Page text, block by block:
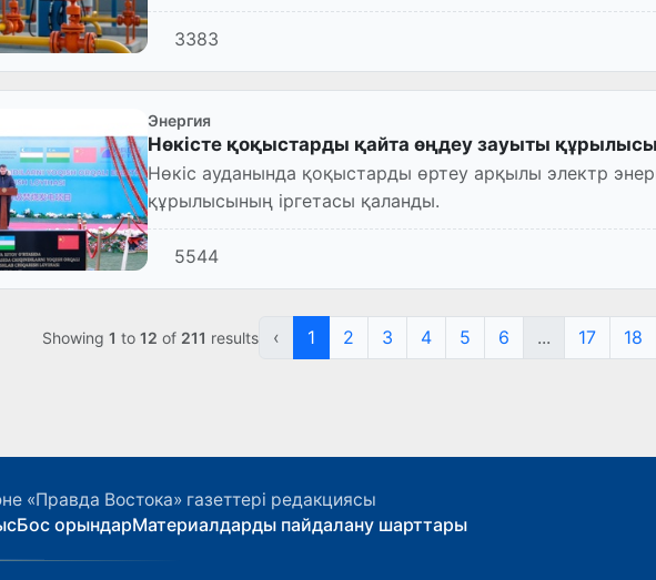
3383
Энергия
Нөкісте қоқыстарды қайта өңдеу зауыты
Нөкіс ауданында қоқыстарды өртеу арқылы электр
құрылысының іргетасы қаланды.
5544
Showing 1 to 12 of 211 results ‹ 1 2 3 4 5 6 ... 17 18
«Правда Востока» газеттері редакциясы
Бос орындарМатериалдарды пайдалану шарттары